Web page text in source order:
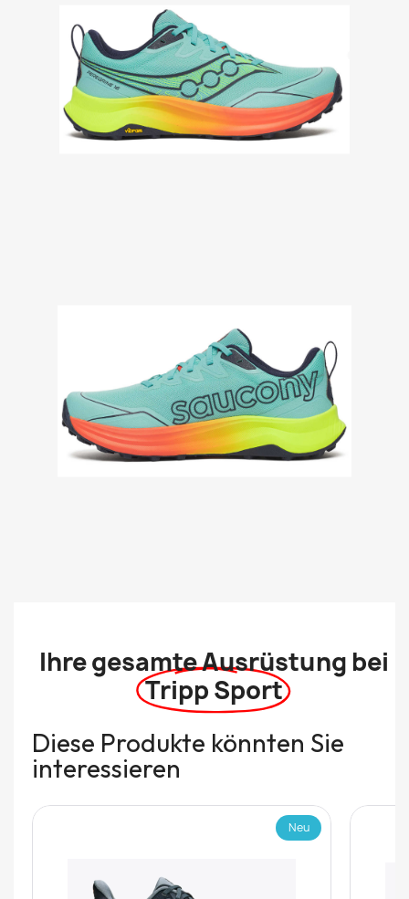
Ihre gesamte Ausrüstung bei
Tripp Sport
Diese Produkte könnten Sie
interessieren
Neu